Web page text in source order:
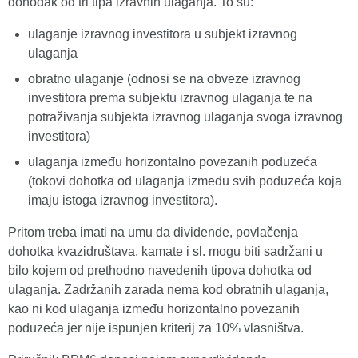
ulaganje izravnog investitora u subjekt izravnog
ulaganja
obratno ulaganje (odnosi se na obveze izravnog
investitora prema subjektu izravnog ulaganja te na
potraživanja subjekta izravnog ulaganja svoga izravnog
investitora)
ulaganja između horizontalno povezanih poduzeća
(tokovi dohotka od ulaganja između svih poduzeća koja
imaju istoga izravnog investitora).
Pritom treba imati na umu da dividende, povlačenja
dohotka kvazidruštava, kamate i sl. mogu biti sadržani u
bilo kojem od prethodno navedenih tipova dohotka od
ulaganja. Zadržanih zarada nema kod obratnih ulaganja,
kao ni kod ulaganja između horizontalno povezanih
poduzeća jer nije ispunjen kriterij za 10% vlasništva.